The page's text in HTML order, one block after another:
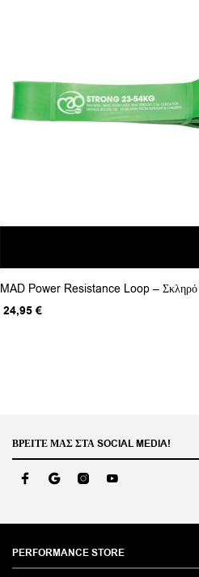
MAD Power Resistance Loop – Σκληρό
Original
24,95 €Η
ΒΡΕΊΤΕ ΜΑΣ ΣΤΑ SOCIAL MEDIA!
PERFORMANCE STORE